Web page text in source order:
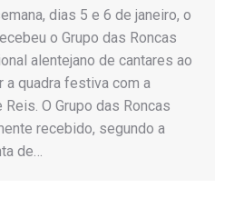
dias 5 e 6 de janeiro, o
o Grupo das Roncas
alentejano de cantares ao
a quadra festiva com a
O Grupo das Roncas
recebido, segundo a
de…